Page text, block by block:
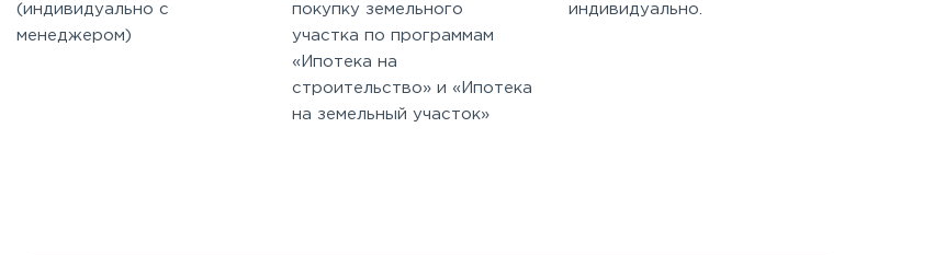
(индивидуально с
менеджером)
покупку земельного
участка по программам
«Ипотека на
строительство» и «Ипотека
на земельный участок»
индивидуально.